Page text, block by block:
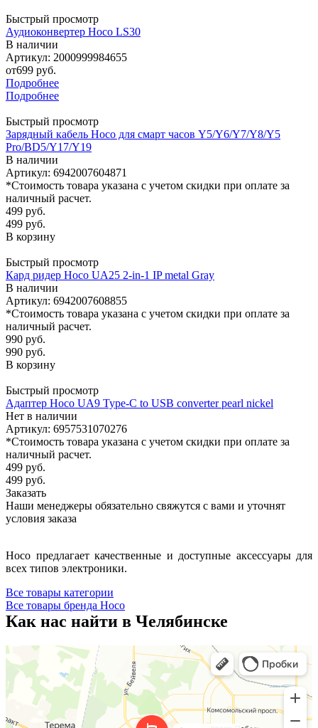
Быстрый просмотр
Аудиоконвертер Hoco LS30
В наличии
Артикул: 2000999984655
от699 руб.
Подробнее
Подробнее
Быстрый просмотр
Зарядный кабель Hoco для смарт часов Y5/Y6/Y7/Y8/Y5
Pro/BD5/Y17/Y19
В наличии
Артикул: 6942007604871
*Стоимость товара указана с учетом скидки при оплате за
наличный расчет.
499 руб.
499 руб.
В корзину
Быстрый просмотр
Кард ридер Hoco UA25 2-in-1 IP metal Gray
В наличии
Артикул: 6942007608855
*Стоимость товара указана с учетом скидки при оплате за
наличный расчет.
990 руб.
990 руб.
В корзину
Быстрый просмотр
Адаптер Hoco UA9 Type-C to USB converter pearl nickel
Нет в наличии
Артикул: 6957531070276
*Стоимость товара указана с учетом скидки при оплате за
наличный расчет.
499 руб.
499 руб.
Заказать
Наши менеджеры обязательно свяжутся с вами и уточнят
условия заказа
Hoco предлагает качественные и доступные аксессуары для
всех типов электроники.
Все товары категории
Все товары бренда Hoco
Как нас найти в Челябинске